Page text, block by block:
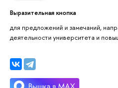
Выразительная кнопка
для предложений и замечаний,
деятельности университета и